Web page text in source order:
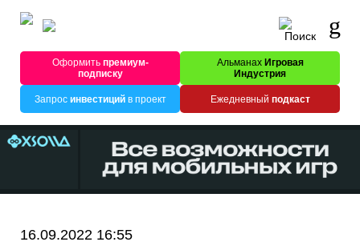
Оформитьпремиум-
подписку
Альманах Игровая
Индустрия
Запрос инвестицийв проект Ежедневный подкаст
16.09.2022 16:55